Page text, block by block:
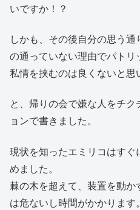
いですか！？
しかも、その後自分の思う
の通っていない理由でパトリ
私情を挟むのは良くないと思
と、帰りの会で嫌な人をチ
ョンで書きました。
現状を知ったエミリコはす
めました。
棘の木を超えて、装置を動
は危ないし時間がかかります。